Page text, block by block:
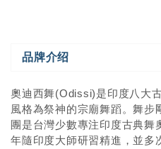
品牌介绍
奧迪西舞(Odissi)是印度八大
風格為祭神的宗廟舞蹈。舞步
團是台灣少數專注印度古典
年隨印度大師研習精進，並多